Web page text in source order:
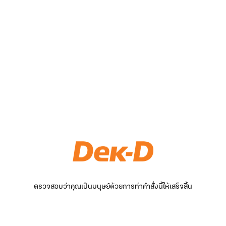
ตรวจสอบว่าคุณเป็นมนุษย์ด้วยการทำคำสั่งนี้ให้เสร็จสิ้น